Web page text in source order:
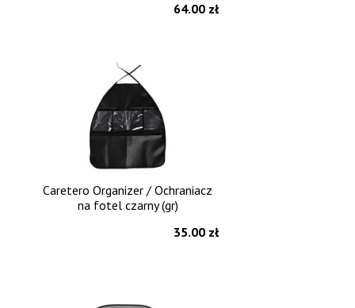
64.00 zł
Caretero Organizer / Ochraniacz
na fotel czarny (gr)
35.00 zł